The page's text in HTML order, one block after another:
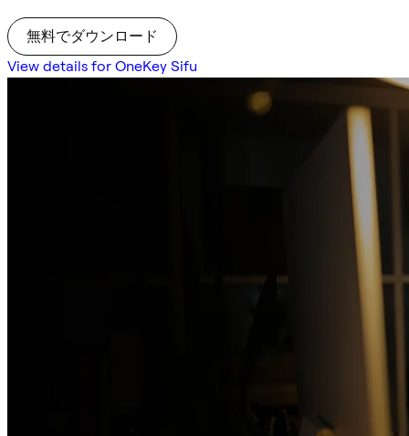
無料でダウンロード
View details for OneKey Sifu